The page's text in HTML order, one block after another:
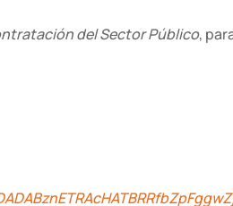
del Sector Público,